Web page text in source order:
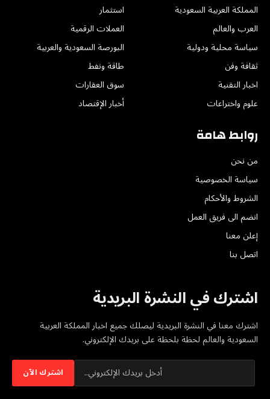
المملكة العربية السعودية
العرب والعالم
سياسة محلية ودولية
ثقافة وفن
اخبار التقنية
علوم واختراعات
استثمار
العملات الرقمية
البورصة السعودية والعربية
طاقة ونفط
سوق العقارات
أخبار الإقتصاد
روابط هامة
من نحن
سياسة الخصوصية
الشروط والأحكام
انضم الى فريق العمل
إعلن معنا
اتصل بنا
اشترك في النشرة البريدية
اشترك معنا في النشرة البريدية ليصلك جميع اخبار المملكة العربية
السعودية والعالم لحظة بلحظة على بريدك الإلكتروني.